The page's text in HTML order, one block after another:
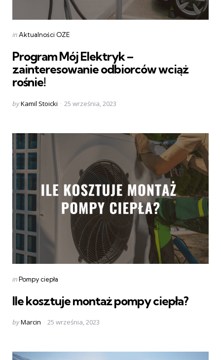
Categories
Posted
inAktualności OZE
Program Mój Elektryk –
zainteresowanie odbiorców wciąż
rośnie!
Posted
byKamil Stoicki 25 września, 2023
Categories
Posted
inPompy ciepła
Ile kosztuje montaż pompy ciepła?
Posted
byMarcin 25 września, 2023